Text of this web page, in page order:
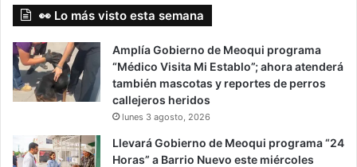
👀 Lo más visto esta semana
Amplía Gobierno de Meoqui programa
“Médico Visita Mi Establo”; ahora atenderá
también mascotas y reportes de perros
callejeros heridos
lunes 3 agosto, 2026
Llevará Gobierno de Meoqui programa “24
Horas” a Barrio Nuevo este miércoles